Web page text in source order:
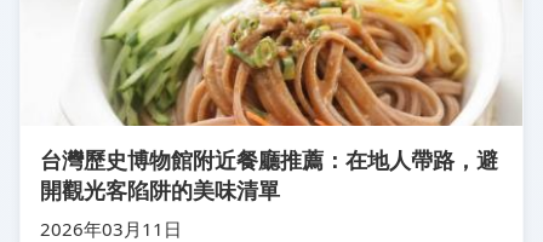
台灣歷史博物館附近餐廳推薦：在地人帶路，避
開觀光客陷阱的美味清單
2026年03月11日